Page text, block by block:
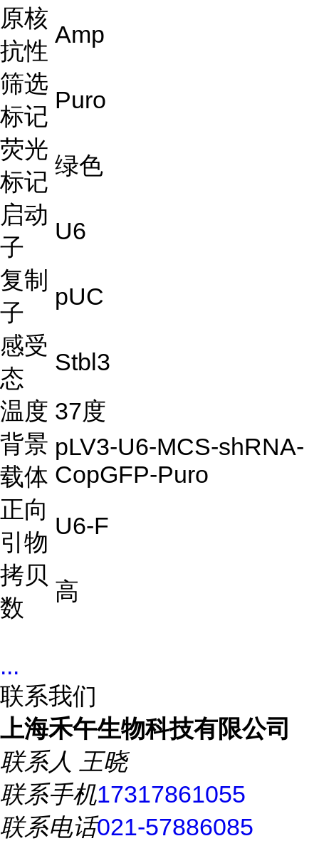
原核
抗性
Amp
筛选
标记
Puro
荧光
标记
绿色
启动
子
U6
复制
子
pUC
感受
态
Stbl3
温度 37度
背景
载体
pLV3-U6-MCS-shRNA-
CopGFP-Puro
正向
引物
U6-F
拷贝
数
高
...
联系我们
上海禾午生物科技有限公司
联系人 王晓
联系手机17317861055
联系电话021-57886085